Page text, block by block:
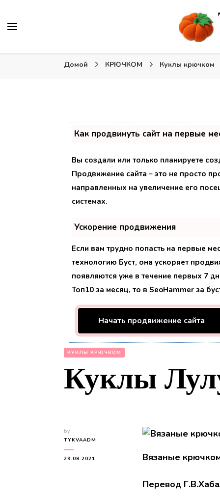
Тыква: Вяжем игрушки
Домой КРЮЧКОМ Куклы крючком
Как продвинуть сайт на первые
Вы создали или только планируете
Продвижение сайта – это не просто
направленных на увеличение его
системах.
Ускорение продвижения
Если вам трудно попасть на первые
технологию Буст, она ускоряет
появляются уже в течение первых 7
Топ10 за месяц, то в SeoHammer за
Начать продвижение сайта
КУКЛЫ КРЮЧКОМ
Куклы
by
TYKVAADM
29.08.2021 Вязаные
Перевод